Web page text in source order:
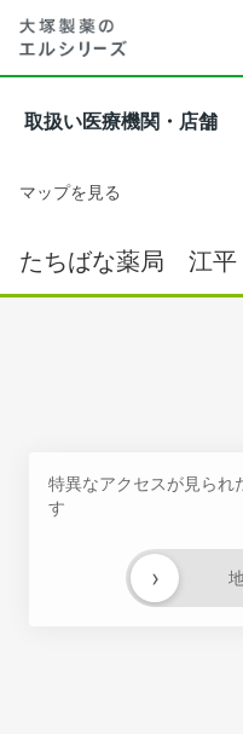
取扱い医療機関・店舗
マップを見る
たちばな薬局 江平
特異なアクセスが見られ
す
›